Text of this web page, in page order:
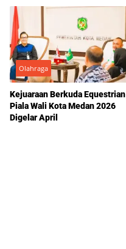
Olahraga
Kejuaraan Berkuda Equestrian
Piala Wali Kota Medan 2026
Digelar April